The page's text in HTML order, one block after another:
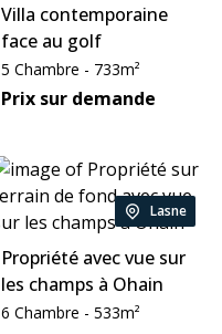
Villa contemporaine
face au golf
Chambre:
5 Chambre - Zone:
733m²
Price:
Prix sur demande
Location:
Lasne
Propriété avec vue sur
les champs à Ohain
Chambre:
6 Chambre - Zone:
533m²